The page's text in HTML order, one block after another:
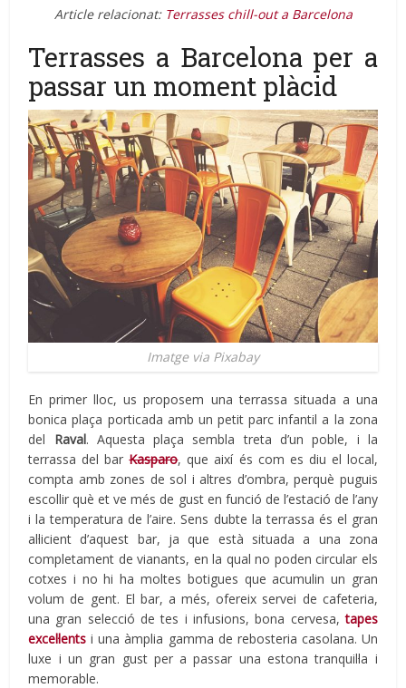
Article relacionat: Terrasses chill-out a Barcelona
Terrasses a Barcelona per a
passar un moment plàcid
Imatge via Pixabay
En primer lloc, us proposem una terrassa situada a una
bonica plaça porticada amb un petit parc infantil a la zona
del Raval. Aquesta plaça sembla treta d’un poble, i la
terrassa del barKasparo, que així és com es diu el local,
compta amb zones de sol i altres d’ombra, perquè puguis
escollir què et ve més de gust en funció de l’estació de l’any
i la temperatura de l’aire. Sens dubte la terrassa és el gran
al·licient d’aquest bar, ja que està situada a una zona
completament de vianants, en la qual no poden circular els
cotxes i no hi ha moltes botigues que acumulin un gran
volum de gent. El bar, a més, ofereix servei de cafeteria,
una gran selecció de tes i infusions, bona cervesa,tapes
excel·lents i una àmplia gamma de rebosteria casolana. Un
luxe i un gran gust per a passar una estona tranquil·la i
memorable.